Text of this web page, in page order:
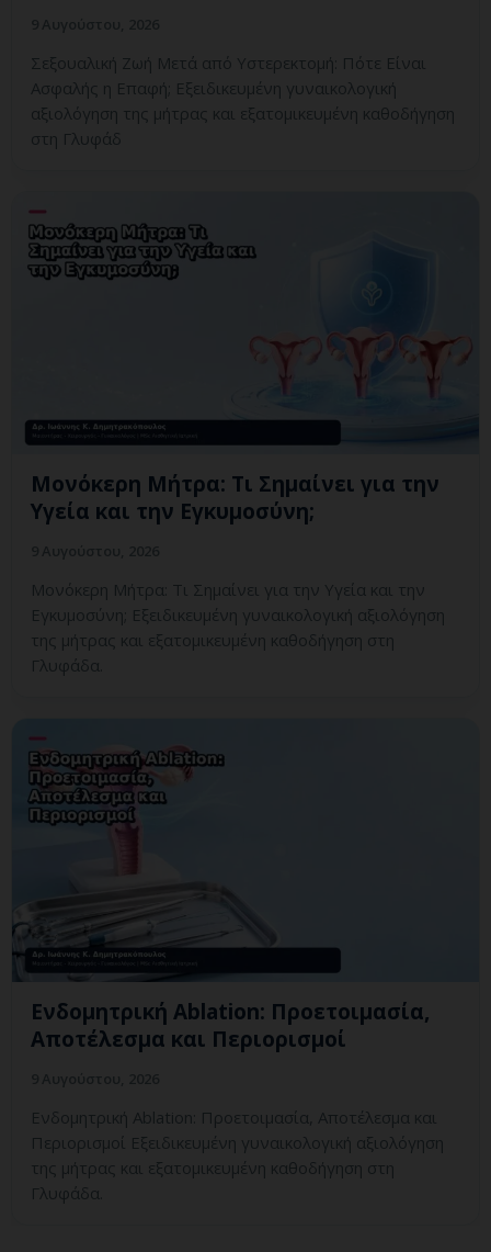
Σεξουαλική Ζωή Μετά από Υστερεκτομή: Πότε Είναι
Ασφαλής η Επαφή; Εξειδικευμένη γυναικολογική
αξιολόγηση της μήτρας και εξατομικευμένη καθοδήγηση
στη Γλυφάδ
Μονόκερη Μήτρα: Τι Σημαίνει για την
Υγεία και την Εγκυμοσύνη;
Μονόκερη Μήτρα: Τι Σημαίνει για την Υγεία και την
Εγκυμοσύνη; Εξειδικευμένη γυναικολογική αξιολόγηση
της μήτρας και εξατομικευμένη καθοδήγηση στη
Γλυφάδα.
Ενδομητρική Ablation: Προετοιμασία,
Αποτέλεσμα και Περιορισμοί
Ενδομητρική Ablation: Προετοιμασία, Αποτέλεσμα και
Περιορισμοί Εξειδικευμένη γυναικολογική αξιολόγηση
της μήτρας και εξατομικευμένη καθοδήγηση στη
Γλυφάδα.